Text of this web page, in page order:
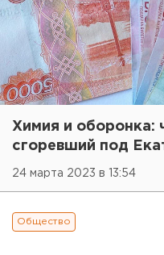
Химия и оборонка:
сгоревший под
24 марта 2023 в 13:54
Общество